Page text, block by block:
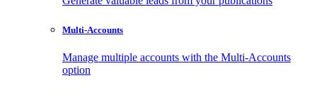
Multi-Accounts
Manage multiple accounts with the Multi-Accounts
option